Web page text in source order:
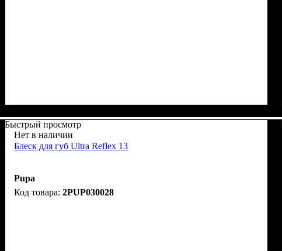
Быстрый просмотр
Нет в наличии
Блеск для губ Ultra Reflex 13
Pupa
2PUP030028